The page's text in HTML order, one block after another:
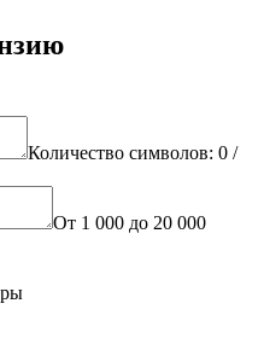
Количество символов: 0 /
От 1 000 до 20 000